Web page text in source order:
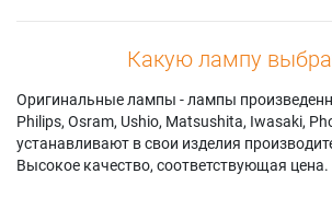
Какую лампу
Оригинальные лампы - лампы
Philips, Osram, Ushio, Matsushita, Iwasaki,
устанавливают в свои изделия
Высокое качество, соответствующая цена.